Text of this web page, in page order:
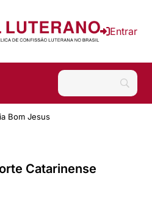
Entrar
Bom Jesus
Catarinense